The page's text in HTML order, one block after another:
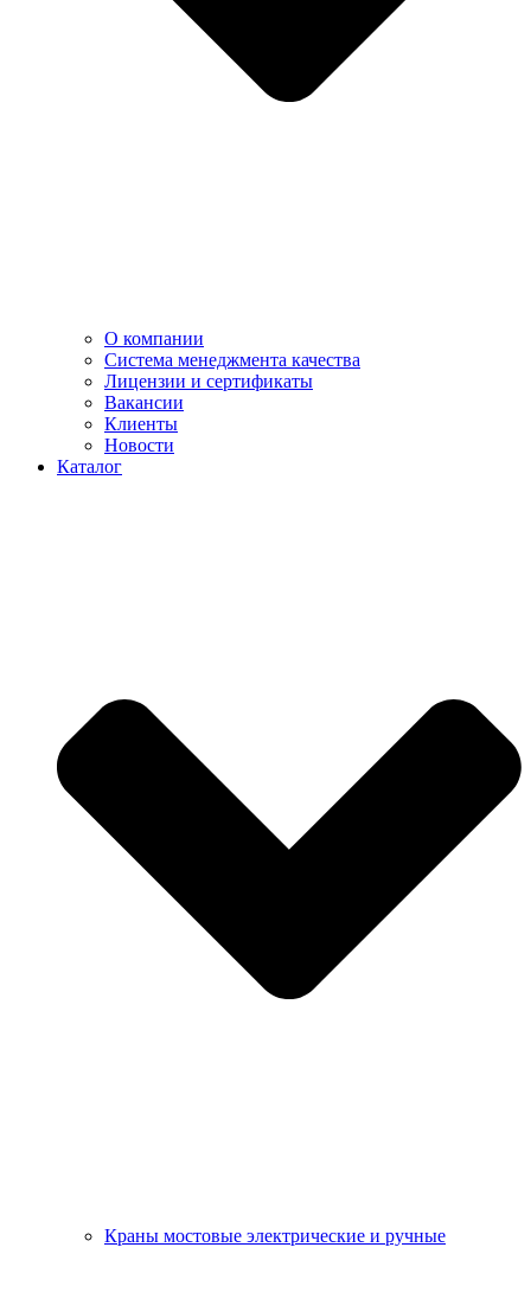
О компании
Система менеджмента качества
Лицензии и сертификаты
Вакансии
Клиенты
Новости
Каталог
Краны мостовые электрические и ручные